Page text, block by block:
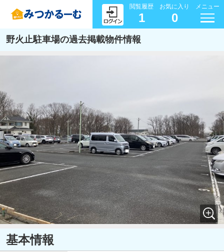
閲覧履歴
1
お気に入り
0
メニュー
野火止駐車場の過去掲載物件情報
基本情報